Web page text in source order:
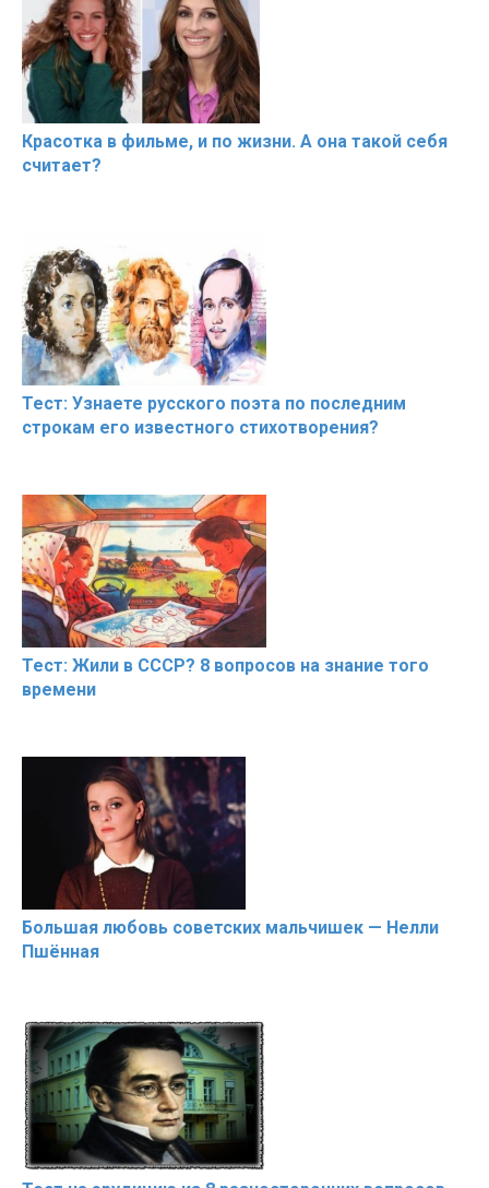
Красотка в фильме, и по жизни. А она такой себя
считает?
Тест: Узнаете русского поэта по последним
строкам его известного стихотворения?
Тест: Жили в СССР? 8 вопросов на знание того
времени
Большая любовь советских мальчишек — Нелли
Пшённая